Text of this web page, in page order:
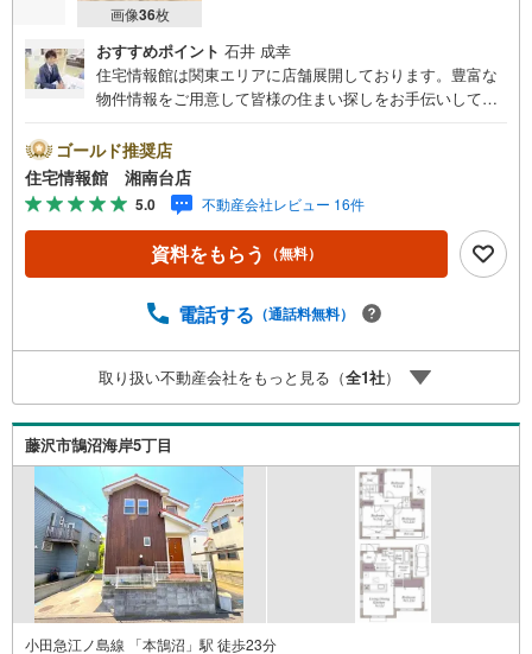
画像36枚
おすすめポイント 石井 成幸
住宅情報館は関東エリアに店舗展開しております。豊富な
物件情報をご用意して皆様の住まい探しをお手伝いしてお
さい。住宅ローン相談会も同時開催中無理のない住宅ロー
ンの試算やご購入の際にかかる諸費用の概算も行っており
ます。しっかりとした資金計画のアドバイスをさせて頂き
ますので、お気軽にご相談ください。
ゴールド推奨店
住宅情報館 湘南台店
5.0 不動産会社レビュー 16件
資料をもらう （無料）
電話する （通話料無料）
取り扱い不動産会社をもっと見る（全1社）
藤沢市鵠沼海岸5丁目
小田急江ノ島線 「本鵠沼」駅 徒歩23分